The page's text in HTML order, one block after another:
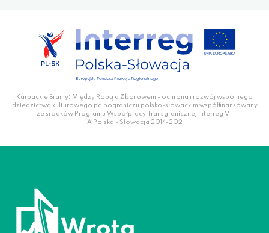
Karpackie Bramy: Między Ropą a Zborowem - ochrona i rozwój wspólnego
dziedzictwa kulturowego pa pograniczu polsko-słowackim współfinansowany
ze środków Programu Współpracy Transgranicznej Interreg V-
A Polska - Słowacja 2014-202